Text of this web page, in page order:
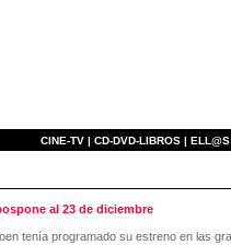
CINE-TV | CD-DVD-LIBROS | ELL@S
al 23 de diciembre
tenía programado su estreno en las